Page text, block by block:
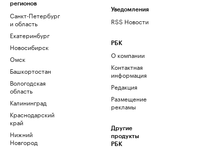
регионов
Санкт-Петербург
и область
Екатеринбург
Новосибирск
Омск
Башкортостан
Вологодская
область
Калининград
Краснодарский
край
Нижний
Новгород
Уведомления
RSS Новости
РБК
О компании
Контактная
информация
Редакция
Размещение
рекламы
Другие
продукты
РБК